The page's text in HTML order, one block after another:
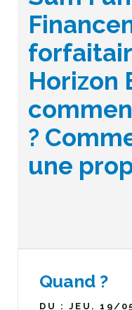
Horizon
?
une
Quand ?
DU : JEU. 19/